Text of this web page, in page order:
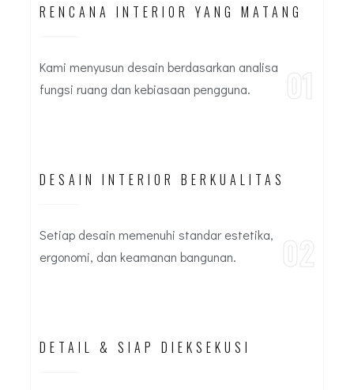
RENCANA INTERIOR YANG MATANG
Kami menyusun desain berdasarkan analisa
fungsi ruang dan kebiasaan pengguna.
01
DESAIN INTERIOR BERKUALITAS
Setiap desain memenuhi standar estetika,
ergonomi, dan keamanan bangunan.
02
DETAIL & SIAP DIEKSEKUSI